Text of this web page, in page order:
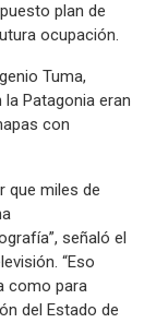
plan de
ocupación.
Tuma,
Patagonia eran
con
que miles de
señaló el
“Eso
como para
del Estado de